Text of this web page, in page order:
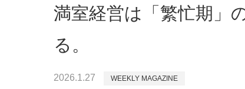
満室経営は「繁忙期」
る。
2026.1.27 WEEKLY MAGAZINE